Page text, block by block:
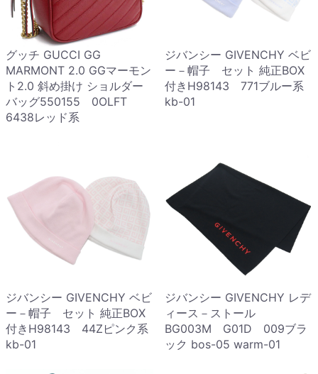
グッチ GUCCI GG
MARMONT 2.0 GGマーモン
ト2.0 斜め掛け ショルダー
バッグ550155 0OLFT
6438レッド系
ジバンシー GIVENCHY ベビ
ー－帽子 セット 純正BOX
付きH98143 771ブルー系
kb-01
ジバンシー GIVENCHY ベビ
ー－帽子 セット 純正BOX
付きH98143 44Zピンク系
kb-01
ジバンシー GIVENCHY レデ
ィース－ストール
BG003M G01D 009ブラ
ック bos-05 warm-01